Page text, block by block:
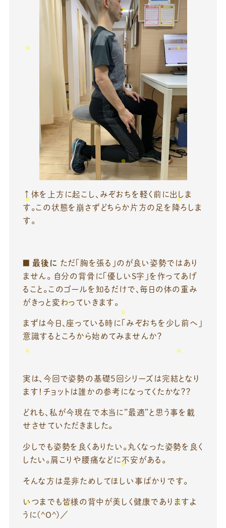
↑体を上方に起こし、みぞおちを軽く前に出しま
す。この状態を崩さずどちらか片方の足を降ろしま
す。
■最後に ただ「胸を張る」のが良い姿勢ではあり
ません。 自分の背骨に「優しいS字」を作ってあげ
ること。このゴールを知るだけで、毎日の体の重み
がきっと変わっていきます。
まずは今日、座っている時に「みぞおちを少し前へ」
意識するところから始めてみませんか？
実は、今回で姿勢の基礎５回シリーズは完結となり
ます！チョットは誰かの参考になってくたかな？？
どれも、私が今現在で本当に”最適”と思う事を載
せさせていただきました。
少しでも姿勢を良くありたい。丸くなった姿勢を良く
したい。肩こりや腰痛などに不安がある。
そんな方は是非ためしてほしい事ばかりです。
いつまでも皆様の背中が美しく健康でありますよ
うに(^O^)／